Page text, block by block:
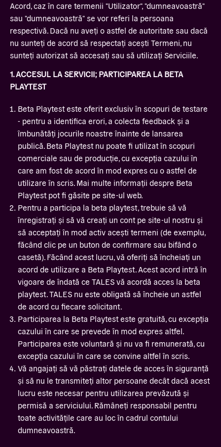
Acord, caz în care termenii "Utilizator", "dumneavoastră"
sau "dumneavoastră" se vor referi la persoana
respectivă. Dacă nu aveți o astfel de autoritate sau dacă
nu sunteți de acord să respectați acești Termeni, nu
sunteți autorizat să accesați sau să utilizați Serviciile.
1. ACCESUL LA SERVICII; PARTICIPAREA LA BETA
PLAYTEST
Beta Playtest este oferit exclusiv în scopuri de testare
- pentru a identifica erori, a colecta feedback și a
îmbunătăți jocurile noastre înainte de lansarea
publică. Beta Playtest nu poate fi utilizat în scopuri
comerciale sau de producție, cu excepția cazului în
care am fost de acord în mod expres cu o astfel de
utilizare în scris. Mai multe informații despre Beta
Playtest pot fi găsite pe site-ul web.
Pentru a participa la beta playtest, trebuie să vă
înregistrați și să vă creați un cont pe site-ul nostru și
să acceptați în mod activ acești termeni (de exemplu,
făcând clic pe un buton de confirmare sau bifând o
casetă). Făcând acest lucru, vă oferiți să încheiați un
acord de utilizare a Beta Playtest. Acest acord intră în
vigoare de îndată ce TALES vă acordă acces la beta
playtest. TALES nu este obligată să încheie un astfel
de acord cu fiecare solicitant.
Participarea la Beta Playtest este gratuită, cu excepția
cazului în care se prevede în mod expres altfel.
Participarea este voluntară și nu va fi remunerată, cu
excepția cazului în care se convine altfel în scris.
Vă angajați să vă păstrați datele de acces în siguranță
și să nu le transmiteți altor persoane decât dacă acest
lucru este necesar pentru utilizarea prevăzută și
permisă a serviciului. Rămâneți responsabil pentru
toate activitățile care au loc în cadrul contului
dumneavoastră.